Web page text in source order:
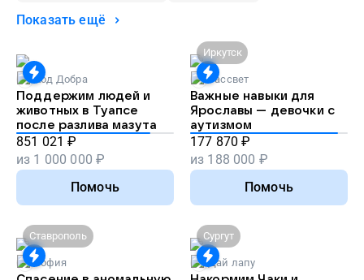
Показать ещё
Код Добра
Поддержим людей и
животных в Туапсе
после разлива мазута
851 021 ₽
из 1 000 000 ₽
Помочь
Иркутск
Рассвет
Важные навыки для
Ярославы — девочки с
аутизмом
177 870 ₽
из 188 000 ₽
Помочь
Ставрополь
София
Сургут
Дай лапу